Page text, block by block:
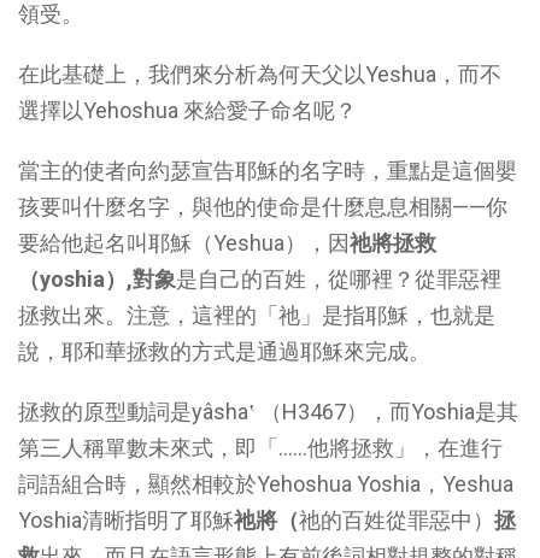
領受。
在此基礎上，我們來分析為何天父以Yeshua，而不
選擇以Yehoshua 來給愛子命名呢？
當主的使者向約瑟宣告耶穌的名字時，重點是這個嬰
孩要叫什麼名字，與他的使命是什麼息息相關——你
要給他起名叫耶穌（Yeshua），因祂將拯救
（yoshia） ,對象是自己的百姓，從哪裡？從罪惡裡
拯救出來。注意，這裡的「祂」是指耶穌，也就是
說，耶和華拯救的方式是通過耶穌來完成。
拯救的原型動詞是yâsha‛ （H3467），而Yoshia是其
第三人稱單數未來式，即「……他將拯救」，在進行
詞語組合時，顯然相較於Yehoshua Yoshia，Yeshua
Yoshia清晰指明了耶穌祂將 （祂的百姓從罪惡中） 拯